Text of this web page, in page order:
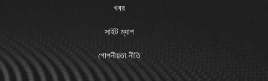
খবর
সাইট ম্যাপ
গোপনীয়তা নীতি